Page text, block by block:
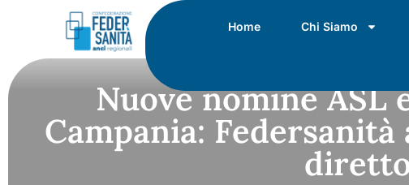
Home Chi Siamo
Nuove nomine ASL
Campania: